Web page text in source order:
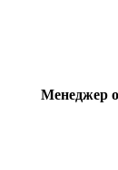
Менеджер